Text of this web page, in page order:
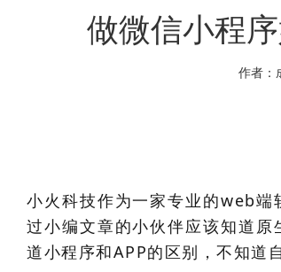
做微信小程
作者：
小火科技作为一家专业的web端
过小编文章的小伙伴应该知道
道小程序和APP的区别，不知道